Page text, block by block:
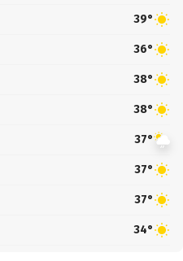
39°
36°
38°
38°
37°
37°
37°
34°